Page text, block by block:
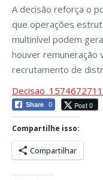
A decisão reforça o
que operações
multinível podem
houver remuneração
recrutamento de
Share 0 Post 0
Compartilhe isso:
Compartilhar